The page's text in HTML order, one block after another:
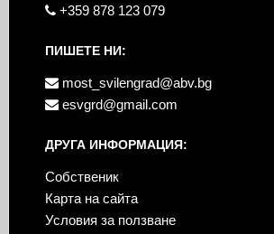
+359 878 123 079
ПИШЕТЕ НИ:
most_svilengrad@abv.bg
esvgrd@gmail.com
ДРУГА ИНФОРМАЦИЯ:
Собственик
Карта на сайта
Условия за ползване